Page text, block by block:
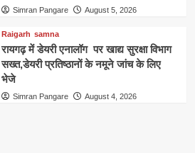
Simran Pangare August 5, 2026
Raigarh samna
रायगढ़ में डेयरी एनालॉग पर खाद्य सुरक्षा विभाग
सख्त,डेयरी प्रतिष्ठानों के नमूने जांच के लिए
भेजे
Simran Pangare August 4, 2026